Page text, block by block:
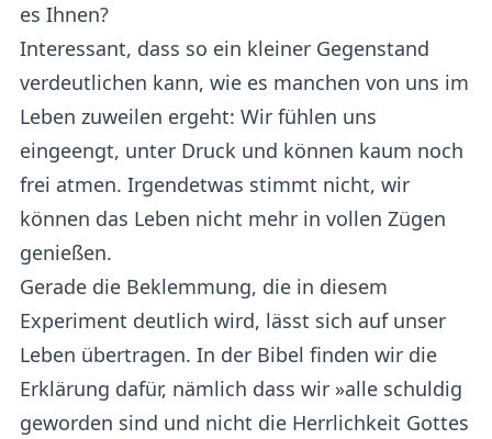
es Ihnen?
Interessant, dass so ein kleiner Gegenstand
verdeutlichen kann, wie es manchen von uns im
Leben zuweilen ergeht: Wir fühlen uns
eingeengt, unter Druck und können kaum noch
frei atmen. Irgendetwas stimmt nicht, wir
können das Leben nicht mehr in vollen Zügen
genießen.
Gerade die Beklemmung, die in diesem
Experiment deutlich wird, lässt sich auf unser
Leben übertragen. In der Bibel finden wir die
Erklärung dafür, nämlich dass wir »alle schuldig
geworden sind und nicht die Herrlichkeit Gottes